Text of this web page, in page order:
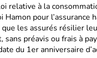
relative à la
Hamon pour l’assurance
les assurés résilier
sans préavis ou frais à
du 1er anniversaire